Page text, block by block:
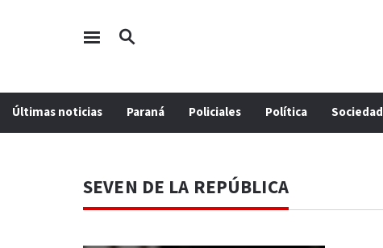
Últimas noticias Paraná Policiales Política Sociedad
SEVEN DE LA REPÚBLICA